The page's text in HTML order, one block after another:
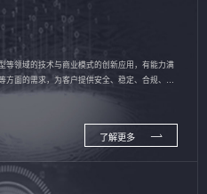
等领域的技术与商业模式的创新应用，有能力满
方面的需求，为客户提供安全、稳定、合规、持
了解更多